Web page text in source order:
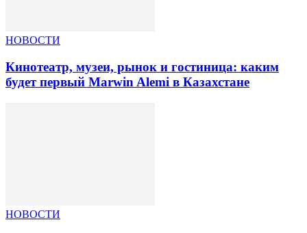
НОВОСТИ
Кинотеатр, музеи, рынок и гостиница: каким
будет первый Marwin Alemi в Казахстане
НОВОСТИ